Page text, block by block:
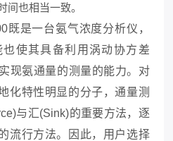
间也相当一致。
既是一台氨气浓度分析仪，
使其具备利用涡动协方差
现氨通量的测量的能力。对
化特性明显的分子，通量测
与汇(Sink)的重要方法，逐
流行方法。因此，用户选择